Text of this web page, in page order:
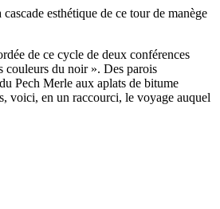
esthétique de ce tour de manège
de ce cycle de deux conférences
couleurs du noir ». Des parois
Pech Merle aux aplats de bitume
voici, en un raccourci, le voyage auquel